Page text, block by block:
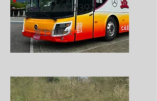
KAA-6397
​賓士旗艦款